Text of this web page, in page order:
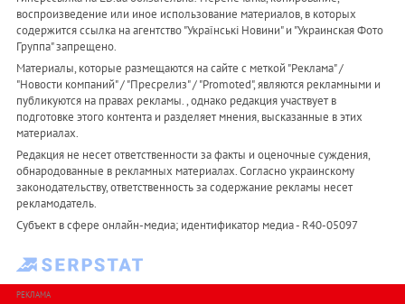
воспроизведение или иное использование материалов, в которых
содержится ссылка на агентство "Українськi Новини" и "Украинская Фото
Группа" запрещено.
Материалы, которые размещаются на сайте с меткой "Реклама" /
"Новости компаний" / "Пресрелиз" / "Promoted", являются рекламными и
публикуются на правах рекламы. , однако редакция участвует в
подготовке этого контента и разделяет мнения, высказанные в этих
материалах.
Редакция не несет ответственности за факты и оценочные суждения,
обнародованные в рекламных материалах. Согласно украинскому
законодательству, ответственность за содержание рекламы несет
рекламодатель.
Субъект в сфере онлайн-медиа; идентификатор медиа - R40-05097
РЕКЛАМА